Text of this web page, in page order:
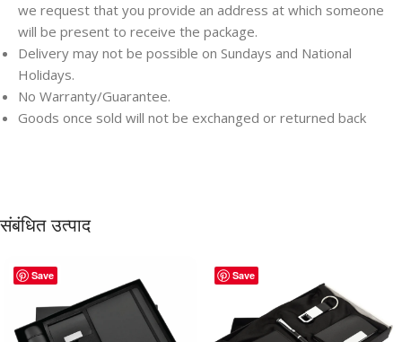
we request that you provide an address at which someone
will be present to receive the package.
Delivery may not be possible on Sundays and National
Holidays.
No Warranty/Guarantee.
Goods once sold will not be exchanged or returned back
संबंधित उत्पाद
Save Save